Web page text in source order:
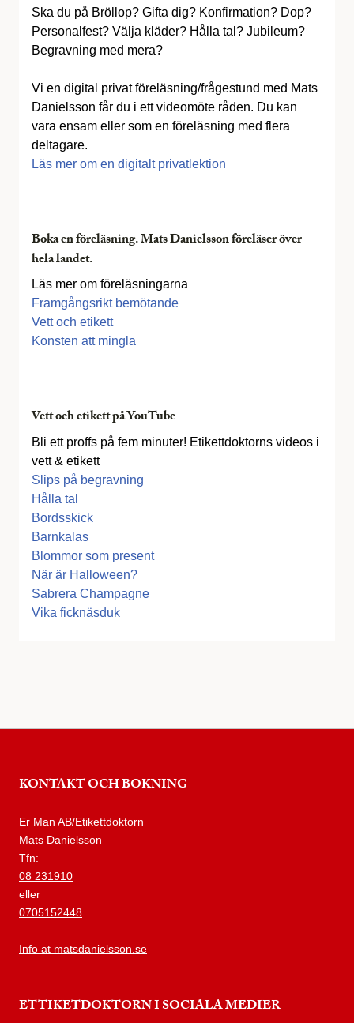
Ska du på Bröllop? Gifta dig? Konfirmation? Dop?
Personalfest? Välja kläder? Hålla tal? Jubileum?
Begravning med mera?
Vi en digital privat föreläsning/frågestund med Mats
Danielsson får du i ett videomöte råden. Du kan
vara ensam eller som en föreläsning med flera
deltagare.
Läs mer om en digitalt privatlektion
Boka en föreläsning. Mats Danielsson föreläser över
hela landet.
Läs mer om föreläsningarna
Framgångsrikt bemötande
Vett och etikett
Konsten att mingla
Vett och etikett på YouTube
Bli ett proffs på fem minuter! Etikettdoktorns videos i
vett & etikett
Slips på begravning
Hålla tal
Bordsskick
Barnkalas
Blommor som present
När är Halloween?
Sabrera Champagne
Vika ficknäsduk
KONTAKT OCH BOKNING
Er Man AB/Etikettdoktorn
Mats Danielsson
Tfn:
08 231910
eller
0705152448
Info at matsdanielsson.se
ETTIKETDOKTORN I SOCIALA MEDIER